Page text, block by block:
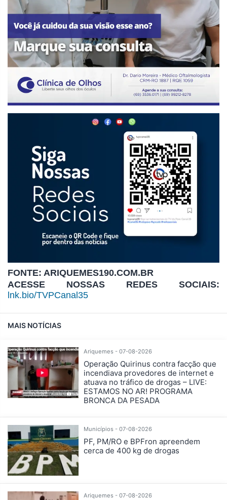
FONTE: ARIQUEMES190.COM.BR
ACESSE NOSSAS REDES SOCIAIS:
lnk.bio/TVPCanal35
MAIS NOTÍCIAS
Ariquemes - 07-08-2026
Operação Quirinus contra facção que
incendiava provedores de internet e
atuava no tráfico de drogas – LIVE:
ESTAMOS NO AR! PROGRAMA
BRONCA DA PESADA
Municípios - 07-08-2026
PF, PM/RO e BPFron apreendem
cerca de 400 kg de drogas
Ariquemes - 07-08-2026